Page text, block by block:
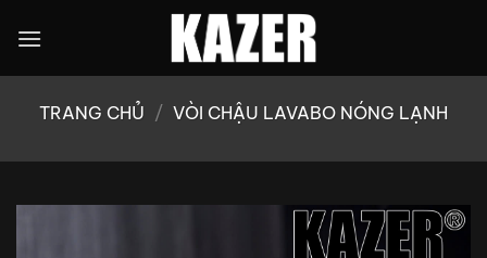
qua
TRANG CHỦ / VÒI CHẬU LAVABO NÓNG LẠNH